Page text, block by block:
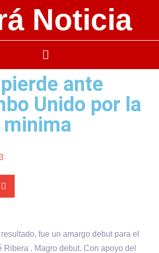
Noticia
ante
Unido por la
fue un amargo debut para el
Ribera . Magro debut. Con apoyo del